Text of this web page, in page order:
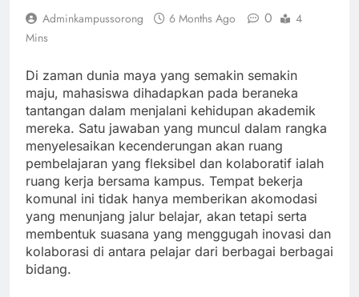
Adminkampussorong 6 Months Ago 0
4
Mins
Di zaman dunia maya yang semakin semakin
maju, mahasiswa dihadapkan pada beraneka
tantangan dalam menjalani kehidupan akademik
mereka. Satu jawaban yang muncul dalam rangka
menyelesaikan kecenderungan akan ruang
pembelajaran yang fleksibel dan kolaboratif ialah
ruang kerja bersama kampus. Tempat bekerja
komunal ini tidak hanya memberikan akomodasi
yang menunjang jalur belajar, akan tetapi serta
membentuk suasana yang menggugah inovasi dan
kolaborasi di antara pelajar dari berbagai berbagai
bidang.